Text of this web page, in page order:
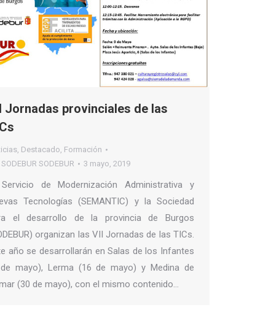
Jornadas provinciales de las
, Destacado, Formación
SODEBUR SODEBUR 3 mayo, 2019
de Modernización Administrativa y
Tecnologías (SEMANTIC) y la Sociedad
el desarrollo de la provincia de Burgos
organizan las VII Jornadas de las TICs.
año se desarrollarán en Salas de los Infantes
mayo), Lerma (16 de mayo) y Medina de
(30 de mayo), con el mismo contenido…